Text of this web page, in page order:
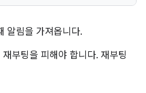
알림을 가져옵니다.
부팅을 피해야 합니다. 재부팅